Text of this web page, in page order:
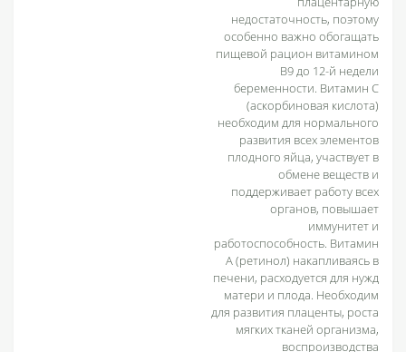
недостаточность, поэтому
особенно важно обогащать
пищевой рацион витамином
В9 до 12-й недели
беременности. Витамин С
(аскорбиновая кислота)
необходим для нормального
развития всех элементов
плодного яйца, участвует в
обмене веществ и
поддерживает работу всех
органов, повышает
иммунитет и
работоспособность. Витамин
А (ретинол) накапливаясь в
печени, расходуется для нужд
матери и плода. Необходим
для развития плаценты, роста
мягких тканей организма,
воспроизводства